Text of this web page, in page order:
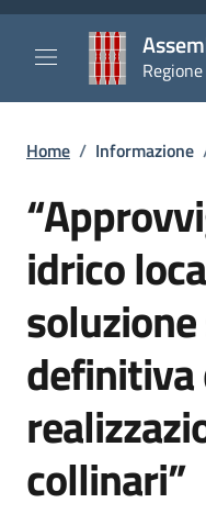
Salta al contenuto
Salta al piè di pagina
Briciole di pane
Home / Informazione
idrico
definitiva
collinari”